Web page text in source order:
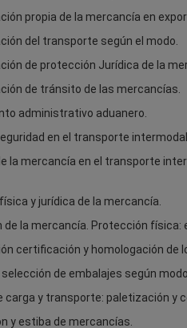
propia de la mercancía en
del transporte según el modo.
de protección Jurídica de la
de tránsito de las mercancías.
administrativo aduanero.
en el transporte
la mercancía en el transporte
y jurídica de la mercancía.
de la mercancía. Protección física:
certificación y homologación de
selección de embalajes según
carga y transporte: paletización y
y estiba de mercancías.